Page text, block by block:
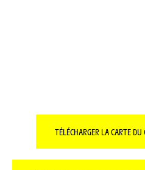
TÉLÉCHARGER LA CARTE